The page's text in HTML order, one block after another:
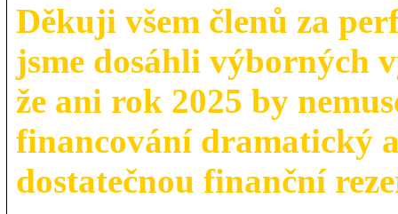
Děkuji všem členů za
jsme dosáhli výborných
že ani rok 2025 by
financování dramatický
dostatečnou finanční